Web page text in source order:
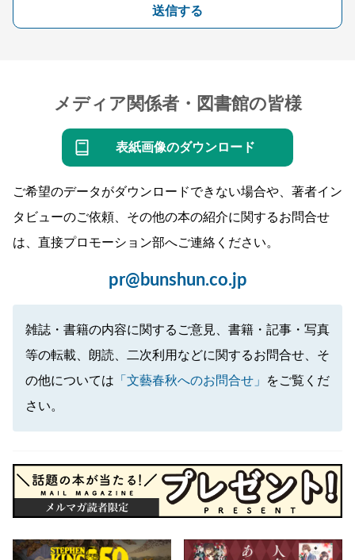
送信する
メディア関係者・図書館の皆様
表紙画像のダウンロード
ご希望のデータがダウンロードできない場合や、著者イン
タビューのご依頼、その他の本の紹介に関するお問合せ
は、直接プロモーション部へご連絡ください。
pr@bunshun.co.jp
雑誌・書籍の内容に関するご意見、書籍・記事・写真
等の転載、朗読、二次利用などに関するお問合せ、そ
の他については 「文藝春秋へのお問合せ」
をご覧くだ
さい。